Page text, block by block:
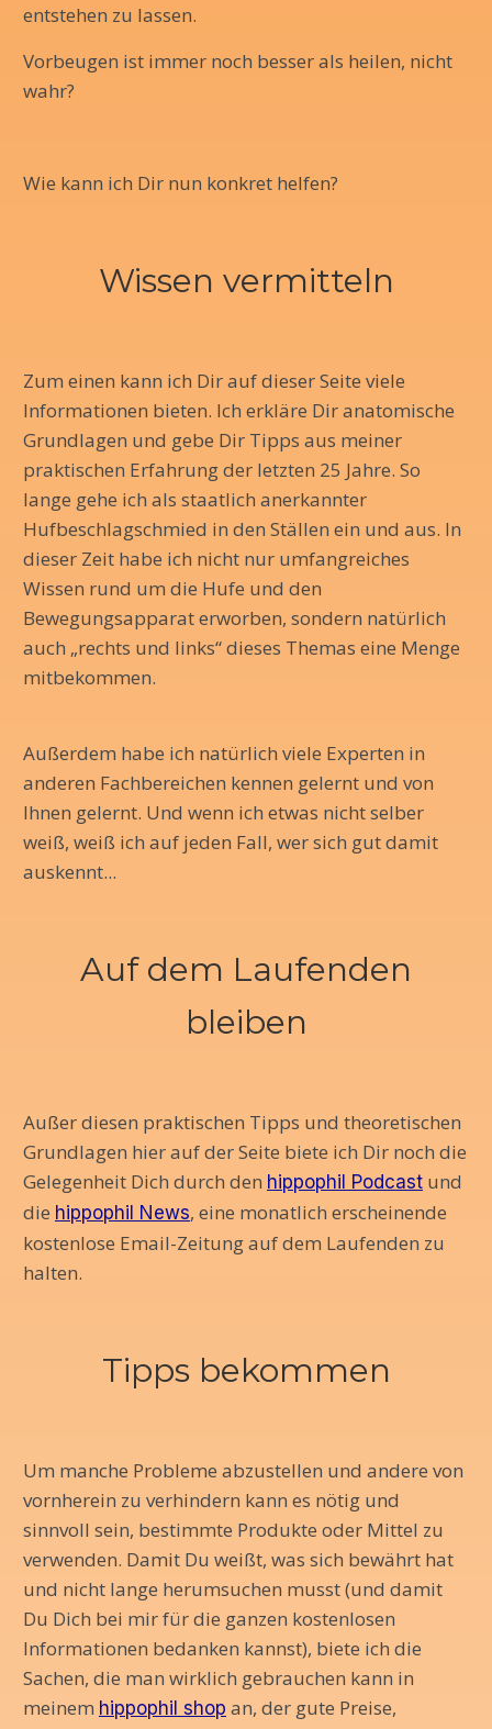
entstehen zu lassen.
Vorbeugen ist immer noch besser als heilen, nicht
wahr?
Wie kann ich Dir nun konkret helfen?
Wissen vermitteln
Zum einen kann ich Dir auf dieser Seite viele
Informationen bieten. Ich erkläre Dir anatomische
Grundlagen und gebe Dir Tipps aus meiner
praktischen Erfahrung der letzten 25 Jahre. So
lange gehe ich als staatlich anerkannter
Hufbeschlagschmied in den Ställen ein und aus. In
dieser Zeit habe ich nicht nur umfangreiches
Wissen rund um die Hufe und den
Bewegungsapparat erworben, sondern natürlich
auch „rechts und links“ dieses Themas eine Menge
mitbekommen.
Außerdem habe ich natürlich viele Experten in
anderen Fachbereichen kennen gelernt und von
Ihnen gelernt. Und wenn ich etwas nicht selber
weiß, weiß ich auf jeden Fall, wer sich gut damit
auskennt...
Auf dem Laufenden
bleiben
Außer diesen praktischen Tipps und theoretischen
Grundlagen hier auf der Seite biete ich Dir noch die
Gelegenheit Dich durch den hippophil Podcast und
die hippophil News, eine monatlich erscheinende
kostenlose Email-Zeitung auf dem Laufenden zu
halten.
Tipps bekommen
Um manche Probleme abzustellen und andere von
vornherein zu verhindern kann es nötig und
sinnvoll sein, bestimmte Produkte oder Mittel zu
verwenden. Damit Du weißt, was sich bewährt hat
und nicht lange herumsuchen musst (und damit
Du Dich bei mir für die ganzen kostenlosen
Informationen bedanken kannst), biete ich die
Sachen, die man wirklich gebrauchen kann in
meinem hippophil shop an, der gute Preise,